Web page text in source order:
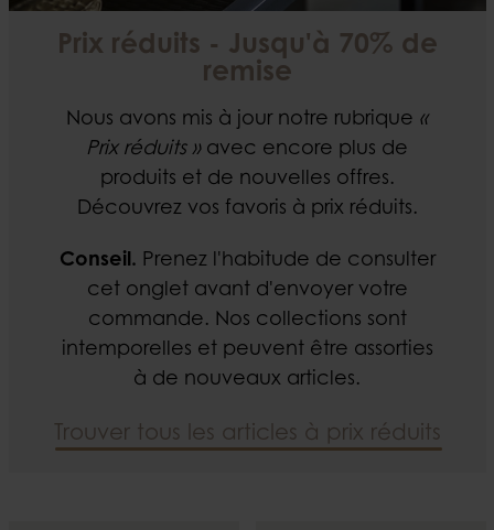
Prix réduits - Jusqu'à 70% de
remise
Nous avons mis à jour notre rubrique «
Prix réduits »avec encore plus de
produits et de nouvelles offres.
Découvrez vos favoris à prix réduits.
Conseil. Prenez l'habitude de consulter
cet onglet avant d'envoyer votre
commande. Nos collections sont
intemporelles et peuvent être assorties
à de nouveaux articles.
Trouver tous les articles à prix réduits